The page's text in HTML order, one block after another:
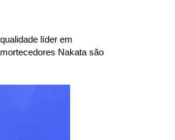
líder em
Nakata são